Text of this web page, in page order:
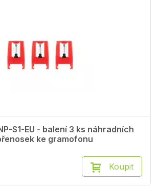
S1-EU - balení 3 ks náhradních
ke gramofonu
Koupit